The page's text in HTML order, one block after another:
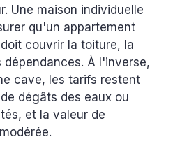
Une maison individuelle
qu'un appartement
couvrir la toiture, la
À l'inverse,
cave, les tarifs restent
dégâts des eaux ou
et la valeur de